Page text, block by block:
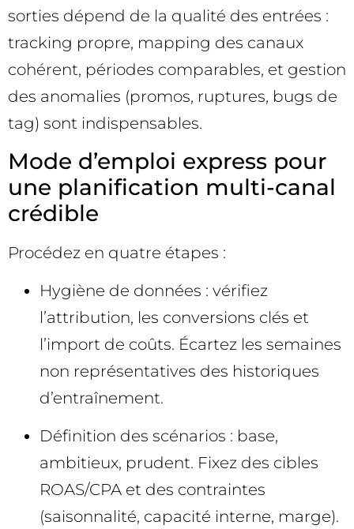
sorties dépend de la qualité des entrées :
tracking propre, mapping des canaux
cohérent, périodes comparables, et gestion
des anomalies (promos, ruptures, bugs de
tag) sont indispensables.
Mode d’emploi express pour
une planification multi-canal
crédible
Procédez en quatre étapes :
Hygiène de données : vérifiez
l’attribution, les conversions clés et
l’import de coûts. Écartez les semaines
non représentatives des historiques
d’entraînement.
Définition des scénarios : base,
ambitieux, prudent. Fixez des cibles
ROAS/CPA et des contraintes
(saisonnalité, capacité interne, marge).